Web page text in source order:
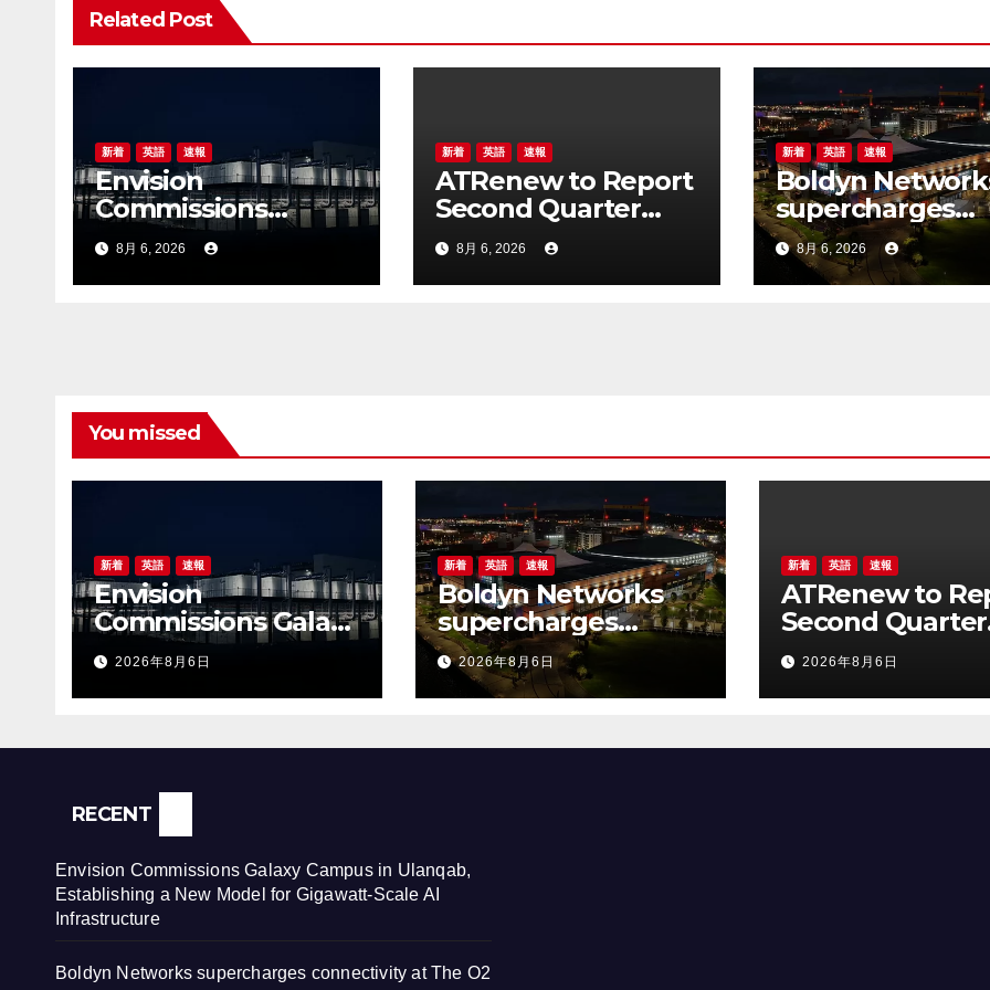
ー
シ
ン
Related Post
新着 英語 速報
Envision
Commissions
Galaxy Campus in
Ulanqab,
Establishing a New
8月 6, 2026
新着 英語 速報
ATRenew to Report
Second Quarter
2026 Financial
Results on August
20, 2026
8月 6, 2026
新着 英語 速報
Boldyn
supercharges
connectivity at
O2 Belfast with
customers to
8月 6, 2026
You missed
新着 英語 速報
Envision
Commissions Galaxy
Campus in Ulanqab,
Establishing a New
Model for Gigawatt-
2026年8月6日
新着 英語 速報
Boldyn Networks
supercharges
connectivity at The
O2 Belfast with O2
customers to
2026年8月6日
新着 英語 速報
ATRenew to
Second Quarter
2026 Financial
Results on
20, 2026
2026年8月6日
RECENT
Envision Commissions Galaxy Campus in Ulanqab,
Establishing a New Model for Gigawatt-Scale AI
Infrastructure
Boldyn Networks supercharges connectivity at The O2